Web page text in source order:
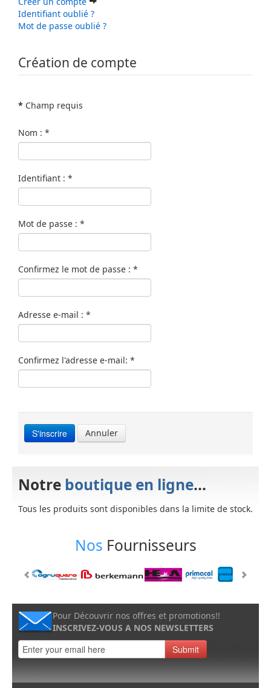
Identifiant oublié ?
Mot de passe oublié ?
Création de compte
* Champ requis
Nom : *
Identifiant : *
Mot de passe : *
Confirmez le mot de passe : *
Adresse e-mail : *
Confirmez l'adresse e-mail: *
S'inscrire Annuler
Notre boutique en ligne...
Tous les produits sont disponibles dans la limite de stock.
Nos Fournisseurs
Pour Découvrir nos offres et promotions!!
INSCRIVEZ-VOUS A NOS NEWSLETTERS
Submit